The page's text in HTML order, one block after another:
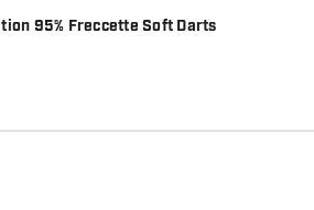
Target Japan Phil Taylor Power Gen 10 Super Darts Edition 95% Freccette Soft Darts